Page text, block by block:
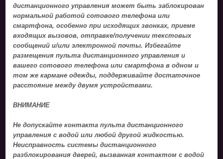
дистанционного управления может быть заблокирован
нормальной работой сотового телефона или
смартфона, особенно при исходящих звонках, приеме
входящих вызовов, отправке/получении текстовых
сообщений и/или электронной почты. Избегайте
размещения пульта дистанционного управления и
вашего сотового телефона или смартфона в одном и
том же кармане одежды, поддерживайте достаточное
расстояние между двумя устройствами.
ВНИМАНИЕ
Не допускайте контакта пульта дистанционного
управления с водой или любой другой жидкостью.
Неисправность системы дистанционного
разблокирования дверей, вызванная контактом с водой